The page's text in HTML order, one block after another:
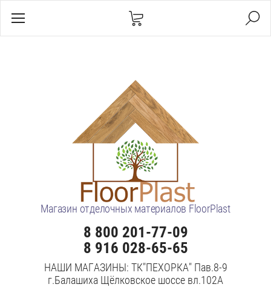
Магазин отделочных материалов FloorPlast
8 800 201-77-09
8 916 028-65-65
НАШИ МАГАЗИНЫ: ТК"ПЕХОРКА" Пав.8-9
г.Балашиха Щёлковское шоссе вл.102А